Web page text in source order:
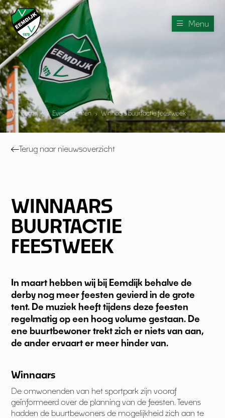
Menu
V.V. Eemdijk › Evenementen › Winnaars buurtactie feestweek
Terug naar nieuwsoverzicht
WINNAARS
BUURTACTIE
FEESTWEEK
In maart hebben wij bij Eemdijk behalve de
derby nog meer feesten gevierd in de grote
tent. De muziek heeft tijdens deze feesten
regelmatig op een hoog volume gestaan. De
ene buurtbewoner trekt zich er niets van aan,
de ander ervaart er meer hinder van.
Winnaars
De omwonenden van het sportpark zijn vooraf
geïnformeerd over de planning van de feesten. Tevens
hadden de buurtbewoners de mogelijkheid zich aan te